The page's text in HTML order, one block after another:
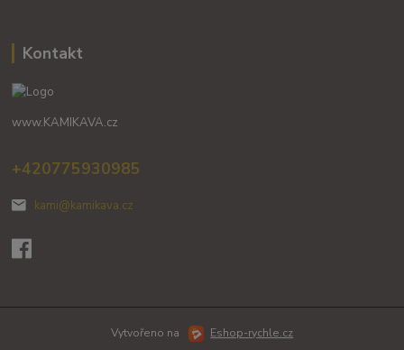
Kontakt
www.KAMIKAVA.cz
+420775930985
kami@kamikava.cz
Vytvořeno na Eshop-rychle.cz